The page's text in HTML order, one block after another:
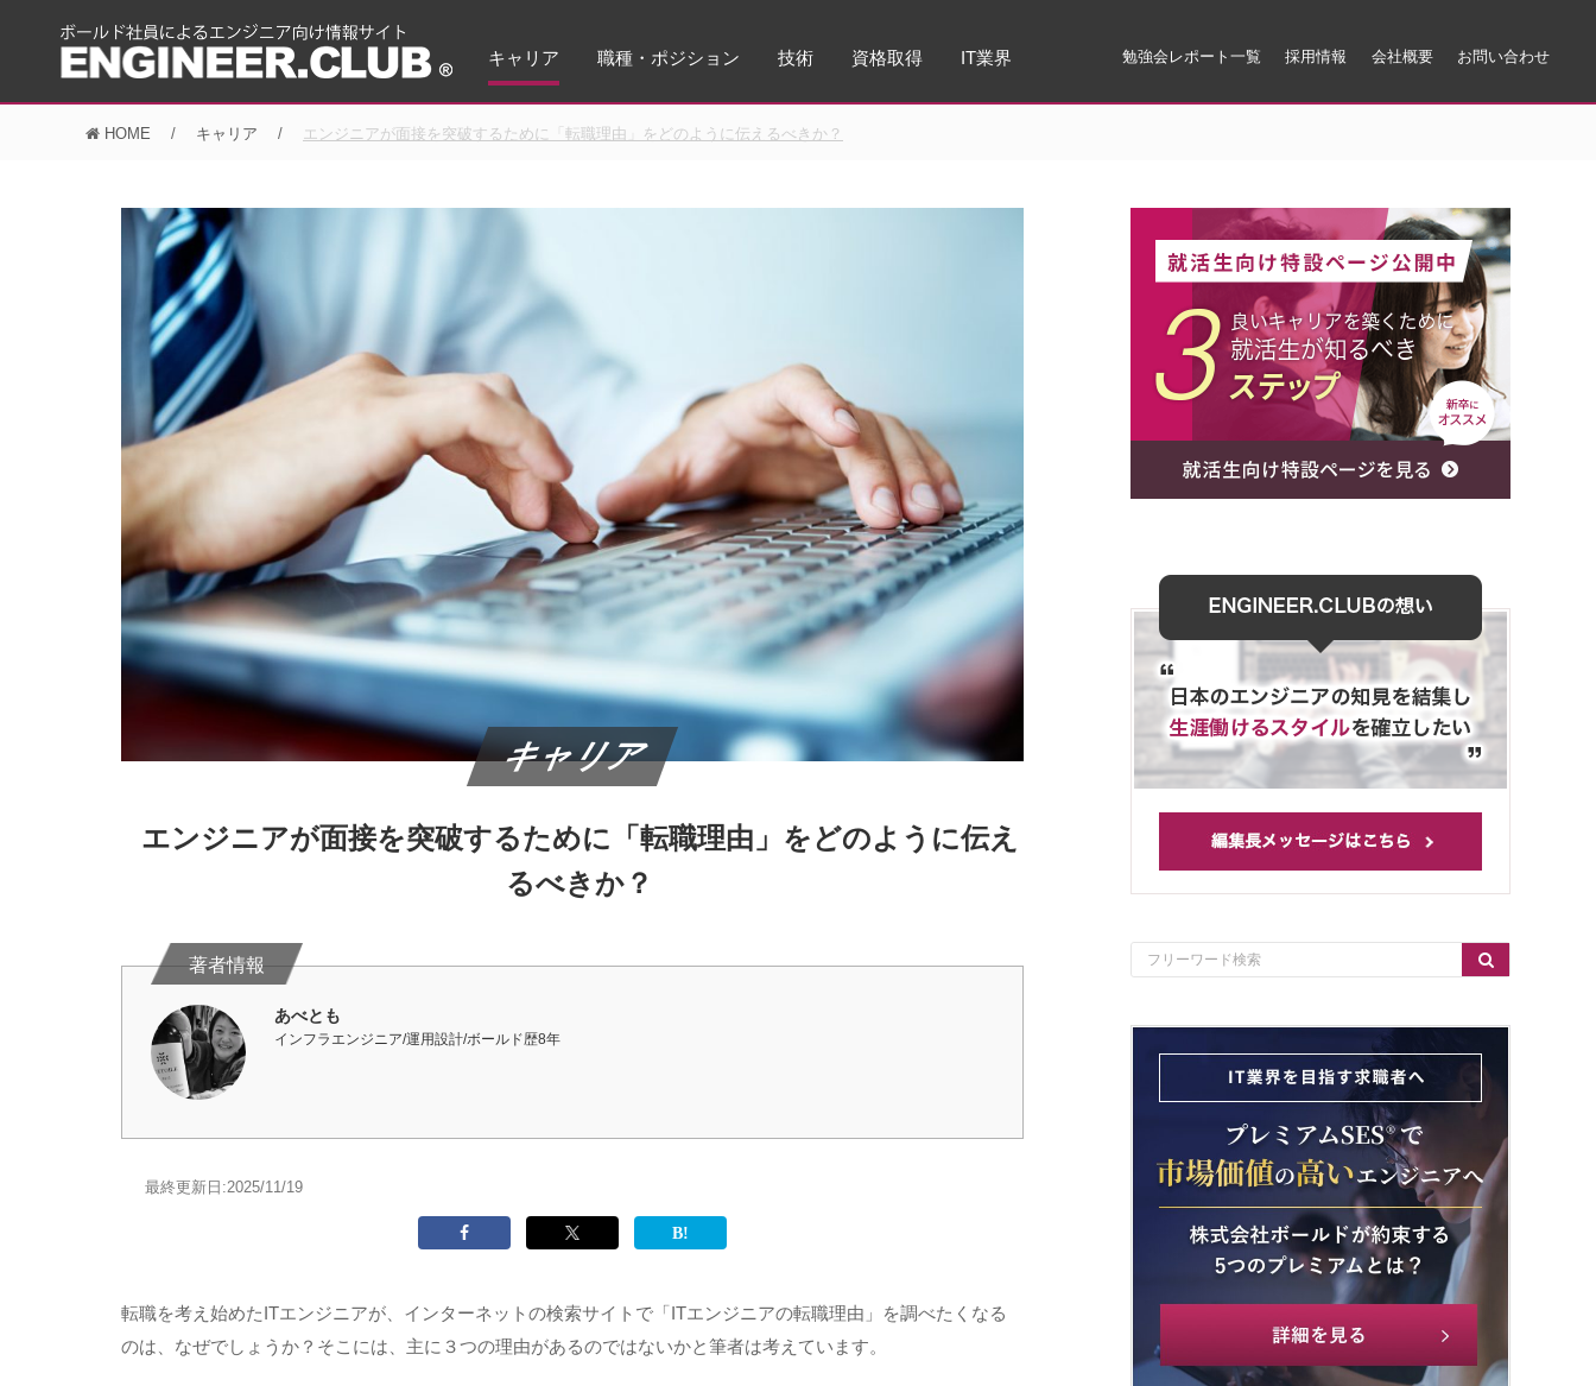
キャリア 職種・ポジション 技術 資格取得 IT業界 勉強会レポート一覧 採用情報 会社概要 お問い合わせ
HOME キャリア エンジニアが面接を突破するために「転職理由」をどのように伝えるべきか？
キャリア
エンジニアが面接を突破するために「転職理由」をどのように伝え
るべきか？
あべとも
インフラエンジニア/運用設計/ボールド歴8年
最終更新日:2025/11/19
転職を考え始めたITエンジニアが、インターネットの検索サイトで「ITエンジニアの転職理由」を調べたくなる
のは、なぜでしょうか？そこには、主に３つの理由があるのではないかと筆者は考えています。